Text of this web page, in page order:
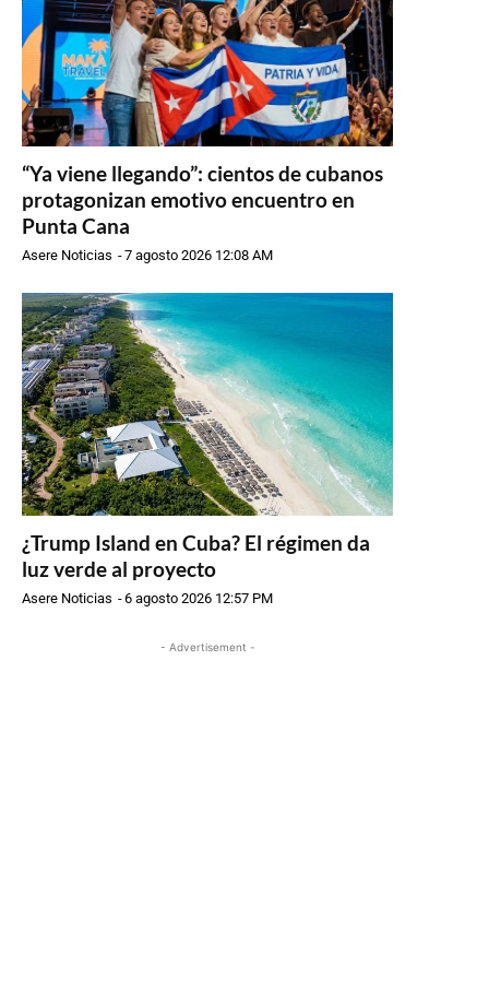
“Ya viene llegando”: cientos de cubanos
protagonizan emotivo encuentro en
Punta Cana
Asere Noticias -7 agosto 2026 12:08 AM
¿Trump Island en Cuba? El régimen da
luz verde al proyecto
Asere Noticias -6 agosto 2026 12:57 PM
- Advertisement -